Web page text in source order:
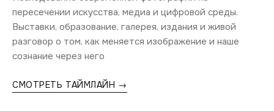
пересечении искусства, медиа и цифровой среды.
Выставки, образование, галерея, издания и живой
разговор о том, как меняется изображение и наше
сознание через него
СМОТРЕТЬ ТАЙМЛАЙН →